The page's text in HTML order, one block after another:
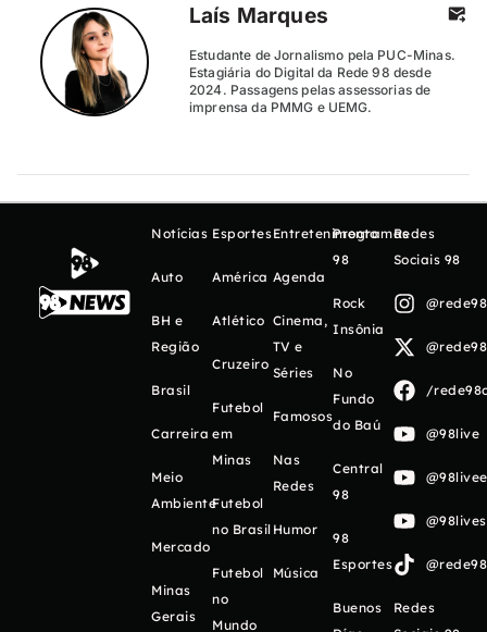
Laís Marques
Estudante de Jornalismo pela PUC-Minas.
Estagiária do Digital da Rede 98 desde
2024. Passagens pelas assessorias de
imprensa da PMMG e UEMG.
Notícias
Auto
BH e
Região
Brasil
Carreira
Meio
Ambiente
Mercado
Minas
Gerais
Esportes
América
Atlético
Cruzeiro
Futebol
em
Minas
Futebol
no Brasil
Futebol
no
Mundo
Entretenimento
Agenda
Cinema,
TV e
Séries
Famosos
Nas
Redes
Humor
Música
Programas
98
Rock
Insônia
No
Fundo
do Baú
Central
98
98
Esportes
Buenos
Redes
Sociais 98
/
@98live
Redes